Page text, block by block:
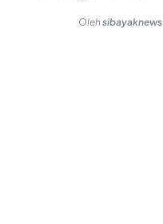
Olehsibayaknews